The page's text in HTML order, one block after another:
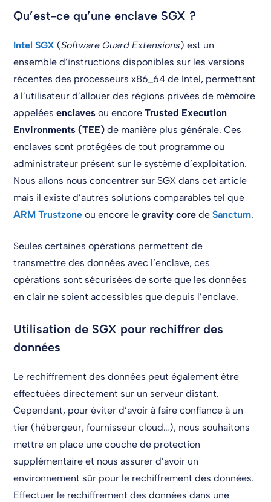
Qu’est-ce qu’une enclave SGX ?
Intel SGX (Software Guard Extensions) est un
ensemble d’instructions disponibles sur les versions
récentes des processeurs x86_64 de Intel, permettant
à l’utilisateur d’allouer des régions privées de mémoire
appeléesenclaves ou encoreTrusted Execution
Environments (TEE) de manière plus générale. Ces
enclaves sont protégées de tout programme ou
administrateur présent sur le système d’exploitation.
Nous allons nous concentrer sur SGX dans cet article
mais il existe d’autres solutions comparables tel que
ARM Trustzone ou encore legravity core deSanctum.
Seules certaines opérations permettent de
transmettre des données avec l’enclave, ces
opérations sont sécurisées de sorte que les données
en clair ne soient accessibles que depuis l’enclave.
Utilisation de SGX pour rechiffrer des
données
Le rechiffrement des données peut également être
effectuées directement sur un serveur distant.
Cependant, pour éviter d’avoir à faire confiance à un
tier (hébergeur, fournisseur cloud…), nous souhaitons
mettre en place une couche de protection
supplémentaire et nous assurer d’avoir un
environnement sûr pour le rechiffrement des données.
Effectuer le rechiffrement des données dans une